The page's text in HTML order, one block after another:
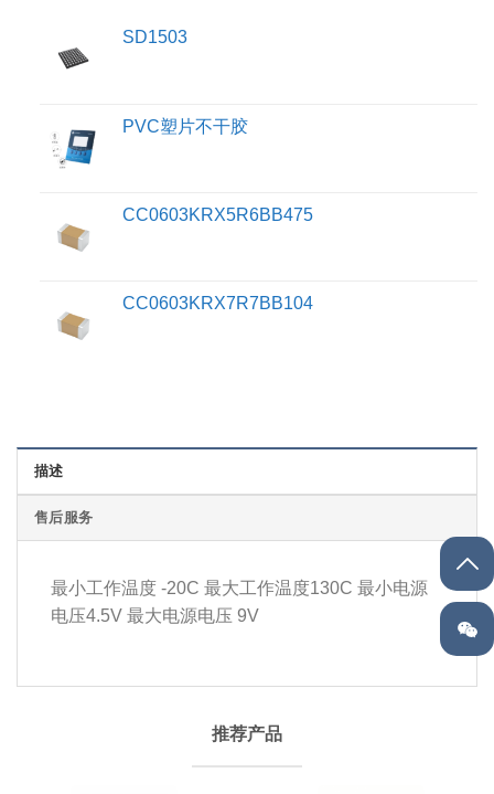
SD1503
PVC塑片不干胶
CC0603KRX5R6BB475
CC0603KRX7R7BB104
描述
售后服务
最小工作温度 -20C 最大工作温度130C 最小电源
电压4.5V 最大电源电压 9V
推荐产品